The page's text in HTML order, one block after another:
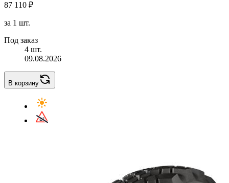
87 110 ₽
за 1 шт.
Под заказ
4 шт.
09.08.2026
В корзину